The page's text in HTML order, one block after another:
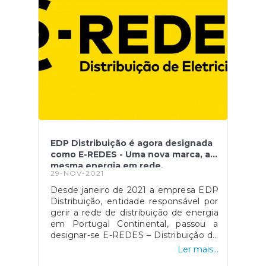
EDP Distribuição é agora designada
como E-REDES - Uma nova marca, a
mesma energia em rede.
29-NOV-2021
Desde janeiro de 2021 a empresa EDP
Distribuição, entidade responsável por
gerir a rede de distribuição de energia
em Portugal Continental, passou a
designar-se E-REDES – Distribuição de
Eletricidade e atualmente encontra-se
Ler mais...